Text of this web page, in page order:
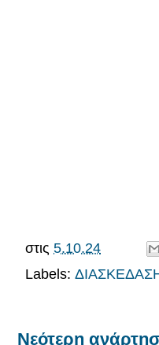
στις 5.10.24
Labels:
Νεότερη